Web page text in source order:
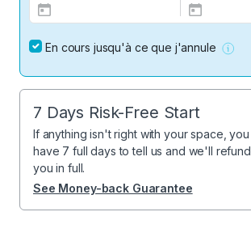
En cours jusqu'à ce que j'annule
7 Days Risk-Free Start
If anything isn't right with your space, you
have 7 full days to tell us and we'll refund
you in full.
See Money-back Guarantee